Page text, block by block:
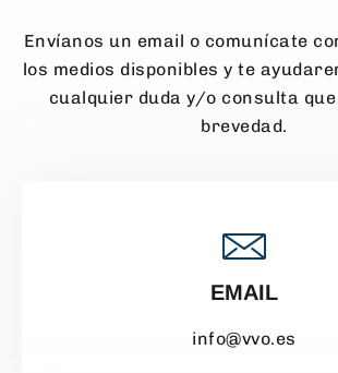
Envíanos un email o comunícate
los medios disponibles y te
cualquier duda y/o consulta
brevedad.
EMAIL
info@vvo.es